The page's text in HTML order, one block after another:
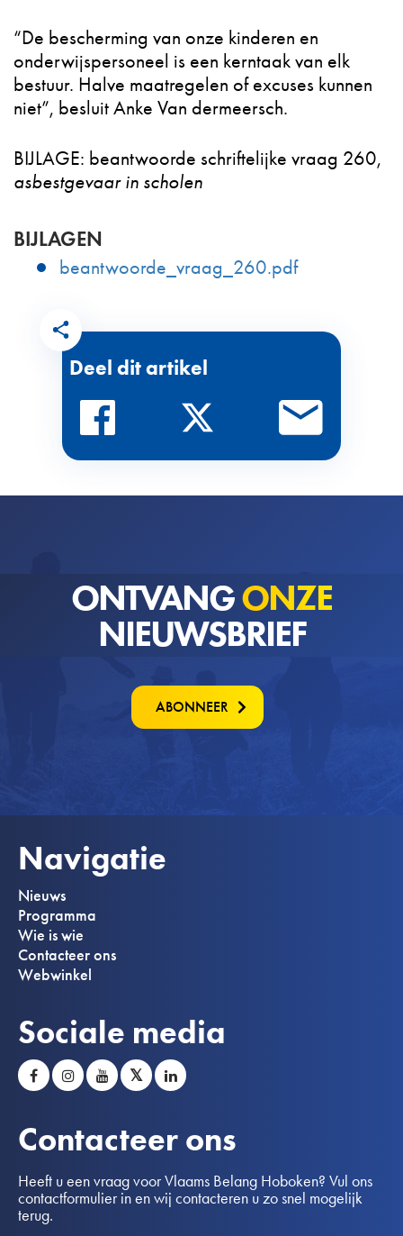
“De bescherming van onze kinderen en
onderwijspersoneel is een kerntaak van elk
bestuur. Halve maatregelen of excuses kunnen
niet”, besluit Anke Van dermeersch.
BIJLAGE: beantwoorde schriftelijke vraag 260,
asbestgevaar in scholen
BIJLAGEN
beantwoorde_vraag_260.pdf
Deel dit artikel
ONTVANGONZE
NIEUWSBRIEF
ABONNEER
Navigatie
Nieuws
Programma
Wie is wie
Contacteer ons
Webwinkel
Sociale media
𝕏
Contacteer ons
Heeft u een vraag voor Vlaams Belang Hoboken? Vul ons
contactformulier in en wij contacteren u zo snel mogelijk
terug.